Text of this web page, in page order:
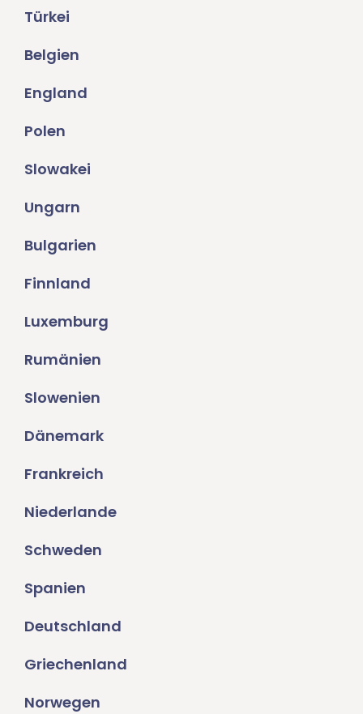
Türkei
Belgien
England
Polen
Slowakei
Ungarn
Bulgarien
Finnland
Luxemburg
Rumänien
Slowenien
Dänemark
Frankreich
Niederlande
Schweden
Spanien
Deutschland
Griechenland
Norwegen